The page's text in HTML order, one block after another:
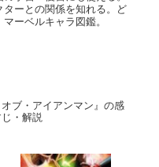
ーとの関係を知れる。ど
ーベルキャラ図鑑。
オブ・アイアンマン』の感
・解説